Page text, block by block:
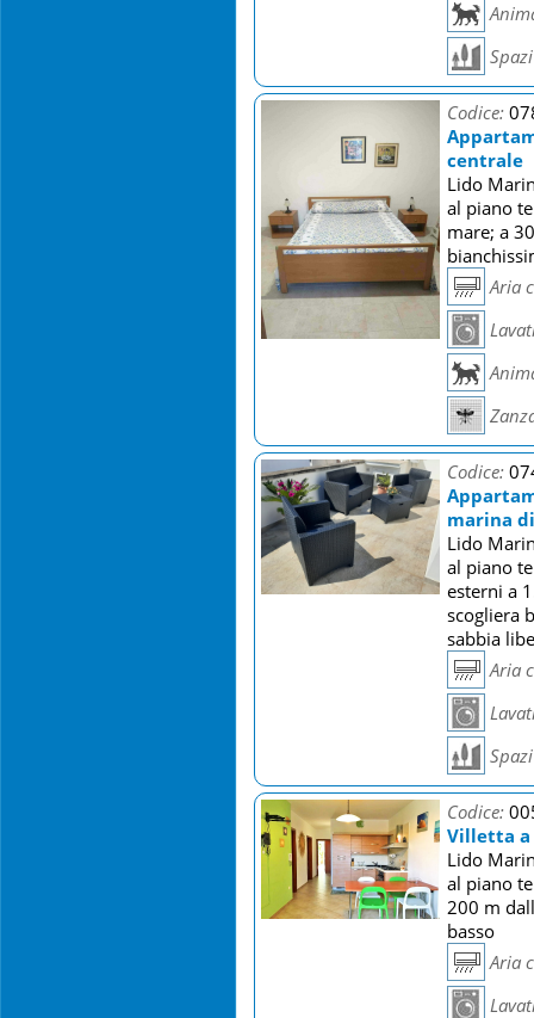
Codice:
centrale
Lido
al piano
mare; a
Aria
Codice:
marina
Lido
al piano
esterni a
scogliera
sabbia
Aria
Codice:
Villetta a
Lido
al piano
200 m
basso
Aria